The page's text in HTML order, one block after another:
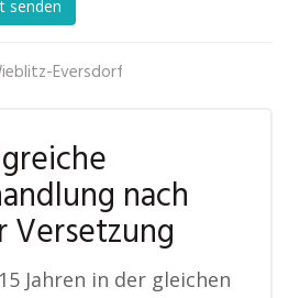
senden
Eversdorf
nach
Versetzung
Jahren in der gleichen